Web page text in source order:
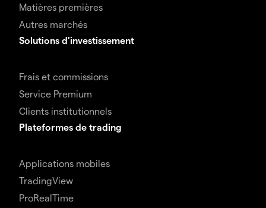
Matières premières
Autres marchés
Solutions d'investissement
Frais et commissions
Service Premium
Clients institutionnels
Plateformes de trading
Applications mobiles
TradingView
ProRealTime